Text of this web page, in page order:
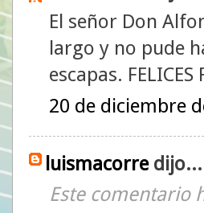
El señor Don
largo y no pude
escapas. FELICES
20 de diciembre
luismacorredijo...
Este comentario